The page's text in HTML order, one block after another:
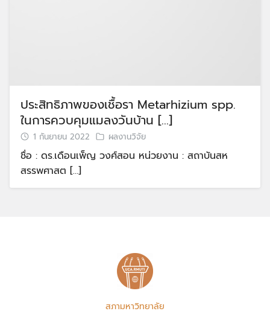
ประสิทธิภาพของเชื้อรา Metarhizium spp.
ในการควบคุมแมลงวันบ้าน […]
1 กันยายน 2022 ผลงานวิจัย
ชื่อ : ดร.เดือนเพ็ญ วงศ์สอน หน่วยงาน : สถาบันสห
สรรพศาสต […]
สภามหาวิทยาลัย